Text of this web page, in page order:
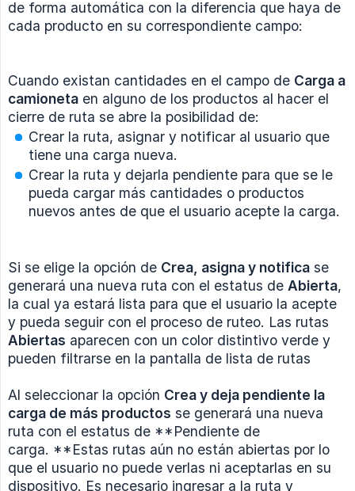
de forma automática con la diferencia que haya de
cada producto en su correspondiente campo:
Cuando existan cantidades en el campo de Carga a
camioneta en alguno de los productos al hacer el
cierre de ruta se abre la posibilidad de:
Crear la ruta, asignar y notificar al usuario que
tiene una carga nueva.
Crear la ruta y dejarla pendiente para que se le
pueda cargar más cantidades o productos
nuevos antes de que el usuario acepte la carga.
Si se elige la opción de Crea, asigna y notifica se
generará una nueva ruta con el estatus de Abierta,
la cual ya estará lista para que el usuario la acepte
y pueda seguir con el proceso de ruteo. Las rutas
Abiertas aparecen con un color distintivo verde y
pueden filtrarse en la pantalla de lista de rutas
Al seleccionar la opción Crea y deja pendiente la
carga de más productos se generará una nueva
ruta con el estatus de **Pendiente de
carga. **Estas rutas aún no están abiertas por lo
que el usuario no puede verlas ni aceptarlas en su
dispositivo. Es necesario ingresar a la ruta y